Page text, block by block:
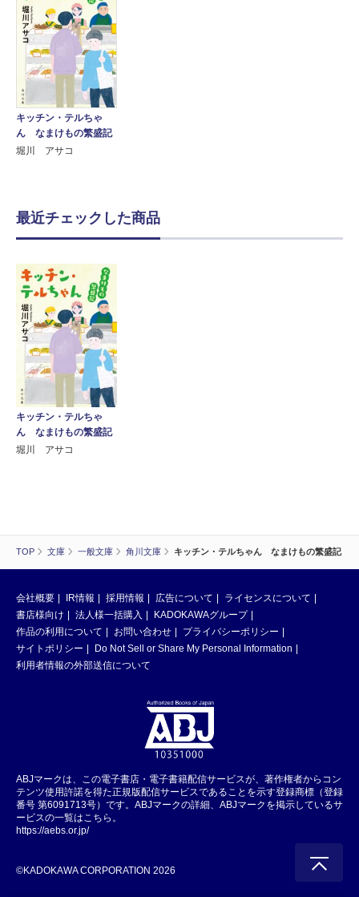
TOP 文庫 一般文庫 角川文庫 キッチン・テルちゃん なまけもの繁盛記
キッチン・テルちゃ
ん なまけもの繁盛記
堀川 アサコ
最近チェックした商品
キッチン・テルちゃ
ん なまけもの繁盛記
堀川 アサコ
会社概要 IR情報 採用情報 広告について
ライセンスについて
書店様向け
法人様一括購入
KADOKAWAグループ
作品の利用について
お問い合わせ
プライバシーポリシー
サイトポリシー
Do Not Sell or Share My Personal Information
利用者情報の外部送信について
ABJマークは、この電子書店・電子書籍配信サービスが、著作権者からコン
テンツ使用許諾を得た正規版配信サービスであることを示す登録商標（登録
番号 第6091713号）です。ABJマークの詳細、ABJマークを掲示しているサ
ービスの一覧はこちら。
https://aebs.or.jp/
©KADOKAWA CORPORATION 2026